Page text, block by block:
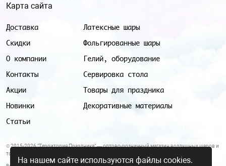
Доставка
Скидки
О компании
Контакты
Акции
Новинки
Статьи
Латексные шары
Фольгированные шары
Гелий, оборудование
Сервировка стола
Товары для праздника
Декоративные материалы
Карта сайта
© 2015-2026 "Территория Праздника" — оптово-розничный магазин воздушных шаров и
товаров для праздника.
На нашем сайте используются файлы cookies.